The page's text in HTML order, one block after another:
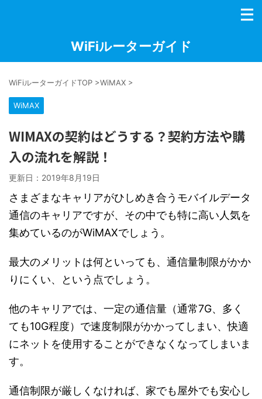
WiFiルーターガイド
WiFiルーターガイドTOP >WiMAX >
WiMAX
WIMAXの契約はどうする？契約方法や購
入の流れを解説！
更新日： 2019年8月19日
さまざまなキャリアがひしめき合うモバイルデータ
通信のキャリアですが、その中でも特に高い人気を
集めているのがWiMAXでしょう。
最大のメリットは何といっても、通信量制限がかか
りにくい、という点でしょう。
他のキャリアでは、一定の通信量（通常7G、多く
ても10G程度）で速度制限がかかってしまい、快適
にネットを使用することができなくなってしまいま
す。
通信制限が厳しくなければ、家でも屋外でも安心し